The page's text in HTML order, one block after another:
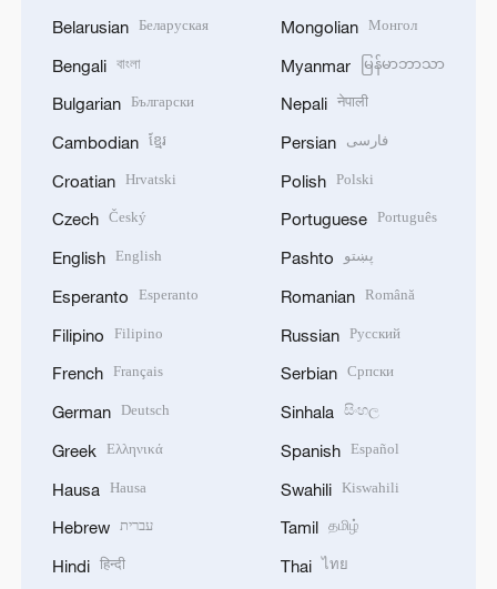
Belarusian Беларуская
Bengali বাংলা
Bulgarian Български
Cambodian ខ្មែរ
Croatian Hrvatski
Czech Český
English English
Esperanto Esperanto
Filipino Filipino
French Français
German Deutsch
Greek Ελληνικά
Hausa Hausa
Hebrew עברית
Hindi हिन्दी
Mongolian Монгол
Myanmar မြန်မာဘာသာ
Nepali नेपाली
Persian فارسی
Polish Polski
Portuguese Português
Pashto پښتو
Romanian Română
Russian Русский
Serbian Српски
Sinhala සිංහල
Spanish Español
Swahili Kiswahili
Tamil தமிழ்
Thai ไทย